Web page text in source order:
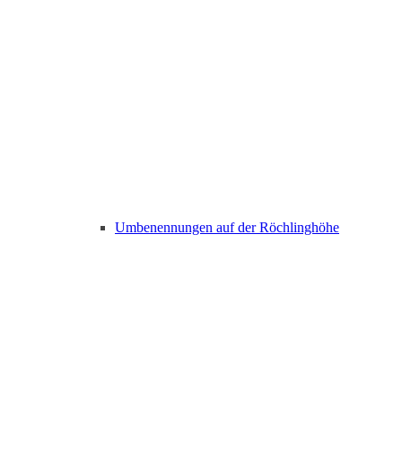
Umbenennungen auf der Röchlinghöhe